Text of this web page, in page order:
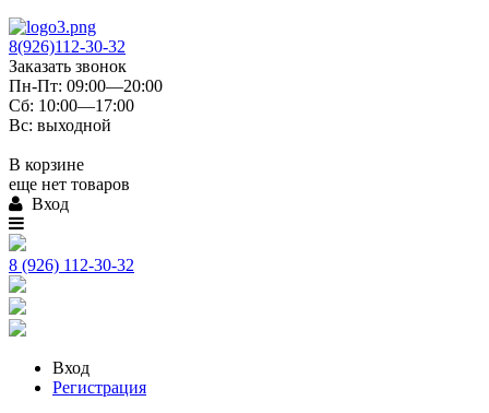
8(926)112-30-32
Заказать звонок
Пн-Пт: 09:00—20:00
Сб: 10:00—17:00
Вс: выходной
В корзине
еще нет товаров
Вход
8 (926) 112-30-32
Вход
Регистрация